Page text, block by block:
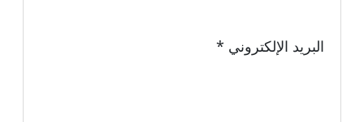
البريد الإلكتروني *